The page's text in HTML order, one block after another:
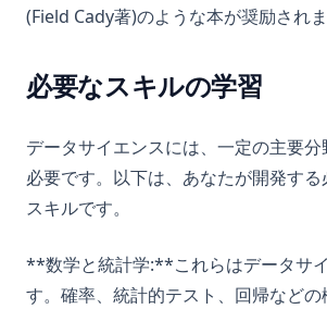
(Field Cady著)のような本が奨励されま
必要なスキルの学習
データサイエンスには、一定の主要
必要です。以下は、あなたが開発す
スキルです。
**数学と統計学:**これらはデータサ
す。確率、統計的テスト、回帰などの